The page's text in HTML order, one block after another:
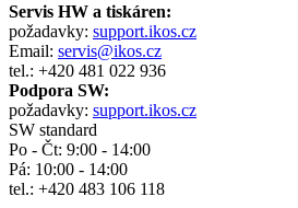
Servis HW a tiskáren:
požadavky: support.ikos.cz
Email: servis@ikos.cz
tel.: +420 481 022 936
Podpora SW:
požadavky: support.ikos.cz
SW standard
Po - Čt: 9:00 - 14:00
Pá: 10:00 - 14:00
tel.: +420 483 106 118